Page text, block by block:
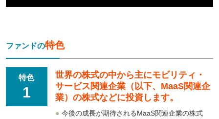
ファンドの特色
特色
1
世界の株式の中から主にモビリティ・
サービス関連企業（以下、MaaS関連企
業）の株式などに投資します。
● 今後の成長が期待されるMaaS関連企業の株式